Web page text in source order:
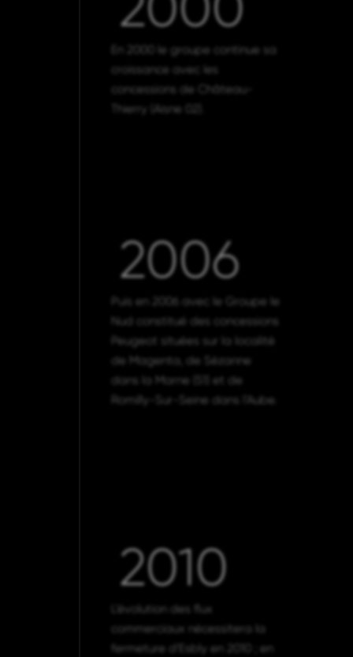
En 2000 le groupe continue sa
croissance avec les
concessions de Château-
Thierry (Aisne 02).
2006
Puis en 2006 avec le Groupe le
Nud constitué des concessions
Peugeot situées sur la localité
de Magenta, de Sézanne
dans la Marne (51) et de
Romilly-Sur-Seine dans l’Aube.
2010
L’évolution des flux
commerciaux nécessitera la
fermeture d’Esbly en 2010 ; en